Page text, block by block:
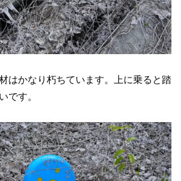
はかなり朽ちています。上に乗ると踏
です。